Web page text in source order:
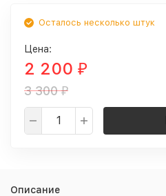
Осталось несколько штук
Цена:
2 200 ₽
3 300₽
Описание